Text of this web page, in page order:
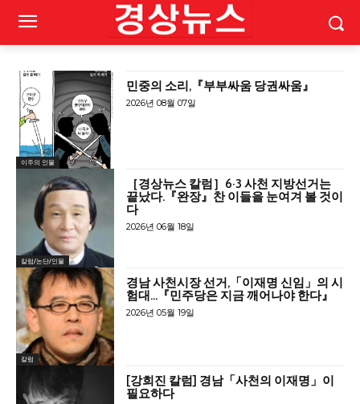
이주의 인물
민중의 소리,『부부싸움 당권싸움』
2026년 08월 07일
칼럼/논단/인물
［경상뉴스 칼럼］6·3 사천 지방선거는
끝났다.『완장』찬 이들을 눈여겨 볼 것이
다
2026년 06월 18일
칼럼
경남 사천시장 선거,「이재명 신임」의 시
험대…『민주당은 지금 깨어나야 한다』
2026년 05월 19일
[강희진 칼럼] 경남「사천의 이재명」이
필요하다